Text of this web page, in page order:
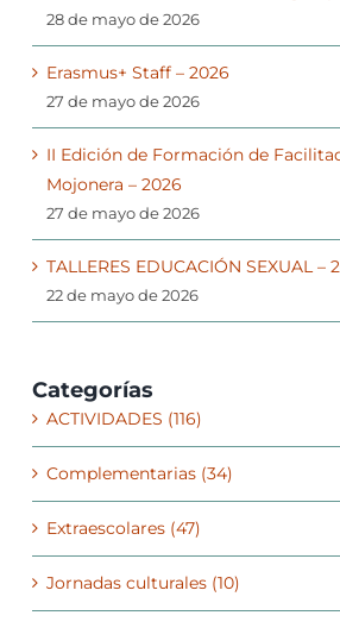
28 de mayo de 2026
Erasmus+ Staff – 2026
27 de mayo de 2026
II Edición de Formación de
Mojonera – 2026
27 de mayo de 2026
TALLERES EDUCACIÓN SEXUAL –
22 de mayo de 2026
Categorías
ACTIVIDADES (116)
Complementarias (34)
Extraescolares (47)
Jornadas culturales (10)